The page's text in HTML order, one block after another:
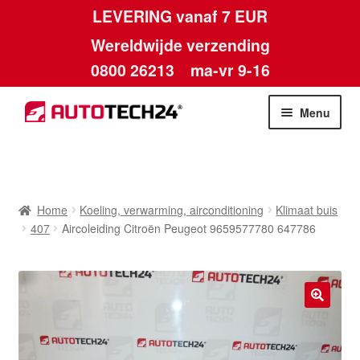
LEVERING vanaf 7 EUR
Wereldwijde verzending
0800 26213 ma-vr 9-16
Skip
to
Skip
to
Menu
Betalingen
Home Koeling, verwarming, airconditioning
Klimaat buis
407
Aircoleiding Citroën Peugeot 9659577780 647786